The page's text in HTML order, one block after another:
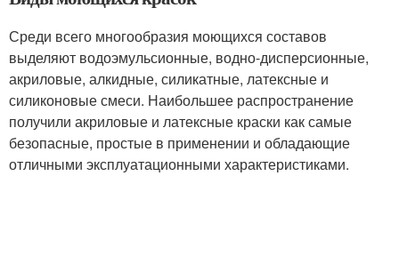
Среди всего многообразия моющихся составов
выделяют водоэмульсионные, водно-дисперсионные,
акриловые, алкидные, силикатные, латексные и
силиконовые смеси. Наибольшее распространение
получили акриловые и латексные краски как самые
безопасные, простые в применении и обладающие
отличными эксплуатационными характеристиками.